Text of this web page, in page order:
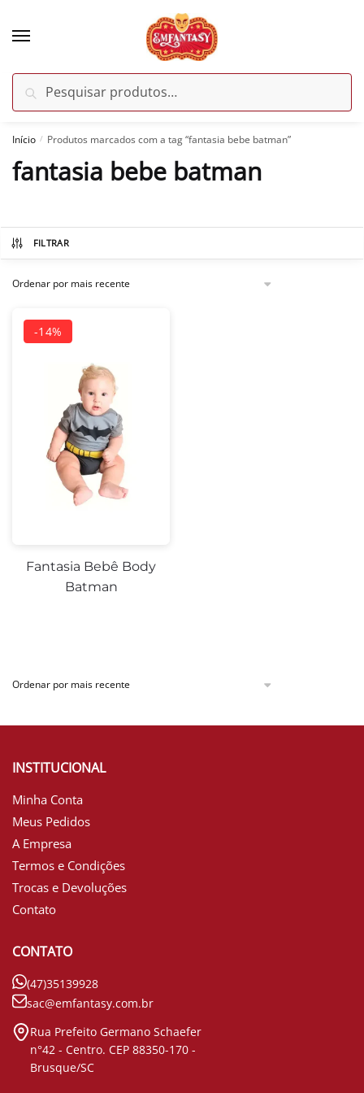
por:
Pesquisar
Início / Produtos marcados com a tag “fantasia bebe batman”
fantasia bebe batman
FILTRAR
-14%
Fantasia Bebê Body
Batman
INSTITUCIONAL
Minha Conta
Meus Pedidos
A Empresa
Termos e Condições
Trocas e Devoluções
Contato
CONTATO
(47)35139928
sac@emfantasy.com.br
Rua Prefeito Germano Schaefer
n°42 - Centro. CEP 88350-170 -
Brusque/SC